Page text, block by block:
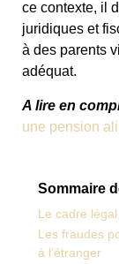
ce contexte, il
juridiques et
à des parents
adéquat.
A lire en
une pension
Sommaire
Le cadre
Les fraudes
à l’étranger